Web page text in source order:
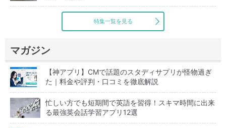
特集一覧を見る
マガジン
【神アプリ】CMで話題のスタディサプリが怪物過ぎ
た｜料金や評判・口コミを徹底解説
忙しい方でも短期間で英語を習得！スキマ時間に出来
る最強英会話学習アプリ12選